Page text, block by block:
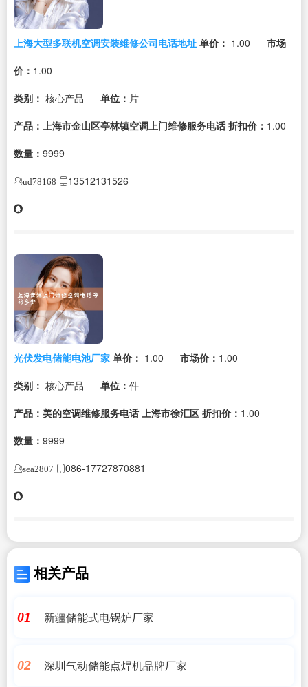
上海大型多联机空调安装维修公司电话地址 单价： 1.00
市场
价： 1.00
类别： 核心产品 单位： 片
产品：上海市金山区亭林镇空调上门维修服务电话 折扣价： 1.00
数量： 9999
ud78168 13512131526
光伏发电储能电池厂家 单价： 1.00 市场价： 1.00
类别： 核心产品 单位： 件
产品：美的空调维修服务电话 上海市徐汇区 折扣价： 1.00
数量： 9999
sea2807 086-17727870881
相关产品
01 新疆储能式电锅炉厂家
02 深圳气动储能点焊机品牌厂家